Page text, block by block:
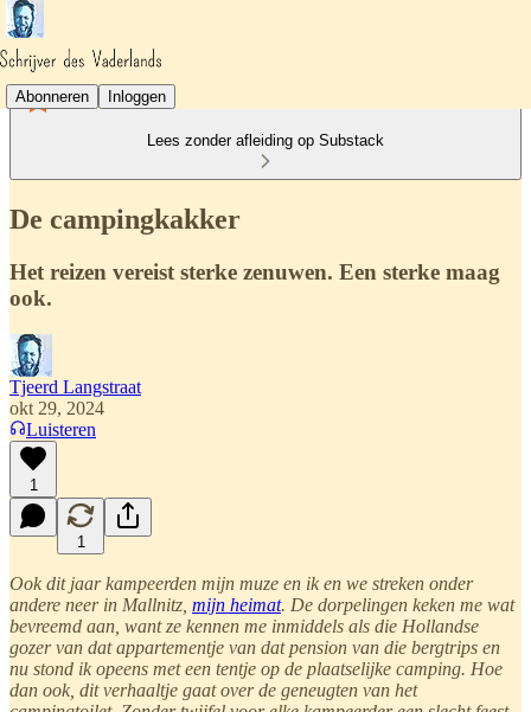
Abonneren Inloggen
Lees zonder afleiding op Substack
De campingkakker
Het reizen vereist sterke zenuwen. Een sterke maag
ook.
Tjeerd Langstraat
okt 29, 2024
Luisteren
1
1
Ook dit jaar kampeerden mijn muze en ik en we streken onder
andere neer in Mallnitz, mijn heimat. De dorpelingen keken me wat
bevreemd aan, want ze kennen me inmiddels als die Hollandse
gozer van dat appartementje van dat pension van die bergtrips en
nu stond ik opeens met een tentje op de plaatselijke camping. Hoe
dan ook, dit verhaaltje gaat over de geneugten van het